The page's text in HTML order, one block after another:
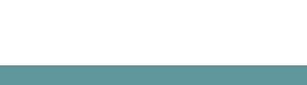
для того, чтобы быть интуитивно понятным и простым